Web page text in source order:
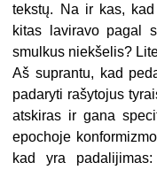
tekstų. Na ir kas,
kitas laviravo pagal
smulkus niekšelis?
Aš suprantu, kad
padaryti rašytojus
atskiras ir gana
epochoje
kad yra